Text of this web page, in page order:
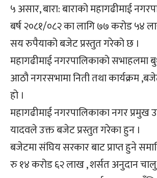
५ असार, बारा: बाराको महागढीमाई
बर्ष २०८१/०८२ का लागि ७७ करोड ५४
सय रुपैयाको बजेट प्रस्तुत गरेको छ ।
महागढीमाई नगरपालिकाको सभाहलमा
आठौ नगरसभामा निती तथा कार्यक्रम
हो ।
महागढीमाई नगरपालिकाका नगर प्रमुख
यादवले उक्त बजेट प्रस्तुत गरेका हुन ।
बजेटमा संघिय सरकार बाट प्राप्त हुने
रु १४ करोड ६२ लाख , शर्सत अनुदान